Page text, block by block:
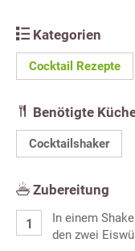
Kategorien
Cocktail Rezepte
Benötigte
Cocktailshaker
Zubereitung
In einem
den zwei